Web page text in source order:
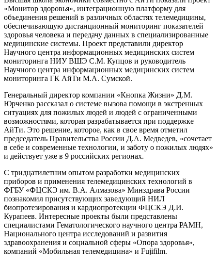
«Монитор здоровья», интеграционную платформу для
объединения решений в различных областях телемедицины,
обеспечивающую дистанционный мониторинг показателей
здоровья человека и передачу данных в специализированные
медицинские системы. Проект представили директор
Научного центра информационных медицинских систем
мониторинга НИУ ВШЭ С.М. Купцов и руководитель
Научного центра информационных медицинских систем
мониторинга ГК АйТи М.А. Сумской.
Генеральный директор компании «Кнопка Жизни» Д.М.
Юрченко рассказал о системе вызова помощи в экстренных
ситуациях для пожилых людей и людей с ограниченными
возможностями, которая разрабатывается при поддержке
АйТи. Это решение, которое, как в свое время отметил
председатель Правительства России Д.А. Медведев, «сочетает
в себе и современные технологии, и заботу о пожилых людях»
и действует уже в 9 российских регионах.
С тридцатилетним опытом разработки медицинских
приборов и применения телемедицинских технологий в
ФГБУ «ФЦСКЭ им. В.А. Алмазова» Минздрава России
познакомил присутствующих заведующий НИЛ
биопротезирования и кардиопротекции ФЦСКЭ Д.И.
Курапеев. Интересные проекты были представлены
специалистами Гематологического научного центра РАМН,
Национального центра исследований и развития
здравоохранения и социальной сферы «Опора здоровья»,
компаний «Мобильная телемедицина» и Fujifilm.